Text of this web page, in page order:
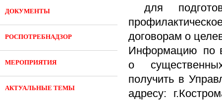
ДОКУМЕНТЫ
РОСПОТРЕБНАДЗОР
МЕРОПРИЯТИЯ
АКТУАЛЬНЫЕ ТЕМЫ
для
договорам о
Информацию по
о
получить в
адресу: